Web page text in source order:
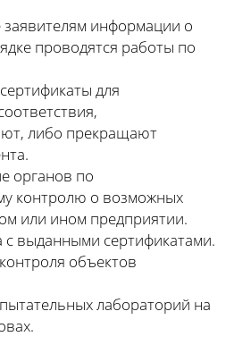
заявителям информации о
проводятся работы по
для
либо прекращают
органов по
контролю о возможных
или ином предприятии.
с выданными сертификатами.
объектов
лабораторий на